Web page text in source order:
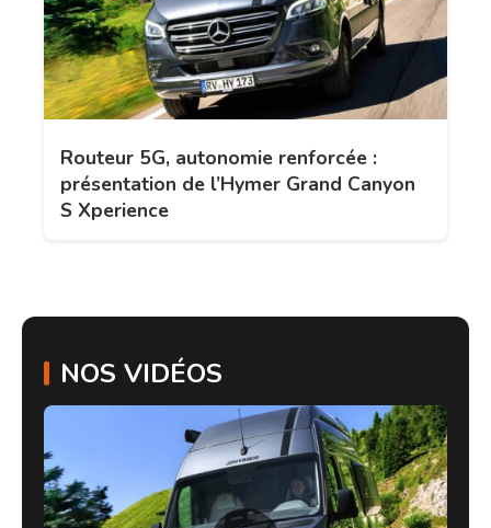
Routeur 5G, autonomie renforcée :
présentation de l’Hymer Grand Canyon
S Xperience
NOS VIDÉOS